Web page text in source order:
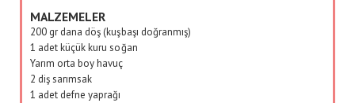
MALZEMELER
200 gr dana döş (kuşbaşı doğranmış)
1 adet küçük kuru soğan
Yarım orta boy havuç
2 diş sarımsak
1 adet defne yaprağı